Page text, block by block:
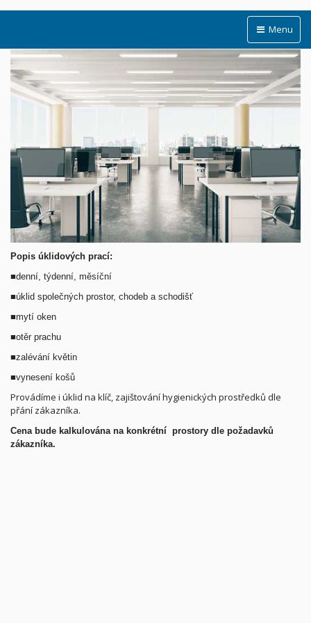
Menu
Popis úklidových prací:
■denní, týdenní, měsíční
■úklid společných prostor, chodeb a schodišť
■mytí oken
■otěr prachu
■zalévání květin
■vynesení košů
Provádíme i úklid na klíč, zajištování hygienických prostředků dle
přání zákazníka.
Cena bude kalkulována na konkrétní prostory dle požadavků
zákazníka.